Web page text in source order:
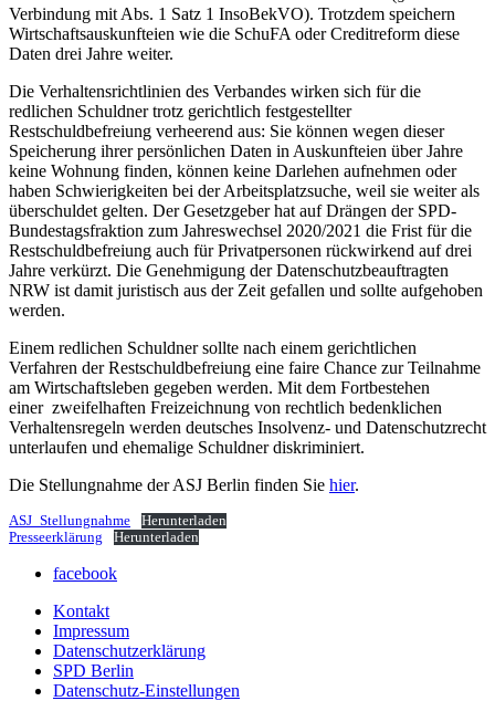
Verbindung mit Abs. 1 Satz 1 InsoBekVO). Trotzdem speichern
Wirtschaftsauskunfteien wie die SchuFA oder Creditreform diese
Daten drei Jahre weiter.
Die Verhaltensrichtlinien des Verbandes wirken sich für die
redlichen Schuldner trotz gerichtlich festgestellter
Restschuldbefreiung verheerend aus: Sie können wegen dieser
Speicherung ihrer persönlichen Daten in Auskunfteien über Jahre
keine Wohnung finden, können keine Darlehen aufnehmen oder
haben Schwierigkeiten bei der Arbeitsplatzsuche, weil sie weiter als
überschuldet gelten. Der Gesetzgeber hat auf Drängen der SPD-
Bundestagsfraktion zum Jahreswechsel 2020/2021 die Frist für die
Restschuldbefreiung auch für Privatpersonen rückwirkend auf drei
Jahre verkürzt. Die Genehmigung der Datenschutzbeauftragten
NRW ist damit juristisch aus der Zeit gefallen und sollte aufgehoben
werden.
Einem redlichen Schuldner sollte nach einem gerichtlichen
Verfahren der Restschuldbefreiung eine faire Chance zur Teilnahme
am Wirtschaftsleben gegeben werden. Mit dem Fortbestehen
einer zweifelhaften Freizeichnung von rechtlich bedenklichen
Verhaltensregeln werden deutsches Insolvenz- und Datenschutzrecht
unterlaufen und ehemalige Schuldner diskriminiert.
Die Stellungnahme der ASJ Berlin finden Sie hier.
ASJ_Stellungnahme
Herunterladen
Presseerklärung
Herunterladen
facebook
Kontakt
Impressum
Datenschutzerklärung
SPD Berlin
Datenschutz-Einstellungen